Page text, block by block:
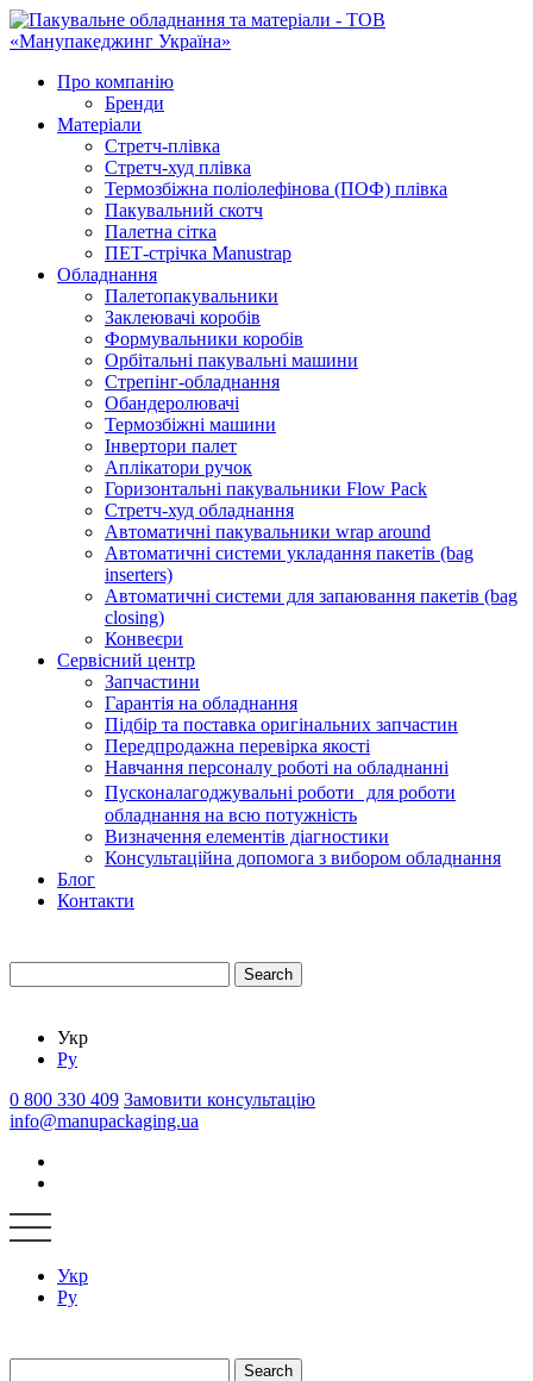
Про компанію
Бренди
Матеріали
Стретч-плівка
Стретч-худ плівка
Термозбіжна поліолефінова (ПОФ) плівка
Пакувальний скотч
Палетна сітка
ПЕТ-стрічка Manustrap
Обладнання
Палетопакувальники
Заклеювачі коробів
Формувальники коробів
Орбітальні пакувальні машини
Стрепінг-обладнання
Обандеролювачі
Термозбіжні машини
Інвертори палет
Аплікатори ручок
Горизонтальні пакувальники Flow Pack
Стретч-худ обладнання
Автоматичні пакувальники wrap around
Автоматичні системи укладання пакетів (bag
inserters)
Автоматичні системи для запаювання пакетів (bag
closing)
Конвеєри
Сервісний центр
Запчастини
Гарантія на обладнання
Підбір та поставка оригінальних запчастин
Передпродажна перевірка якості
Навчання персоналу роботі на обладнанні
Пусконалагоджувальні роботи для роботи
обладнання на всю потужність
Визначення елементів діагностики
Консультаційна допомога з вибором обладнання
Блог
Контакти
Search
Укр
Ру
0 800 330 409 Замовити консультацію
info@manupackaging.ua
Укр
Ру
Search